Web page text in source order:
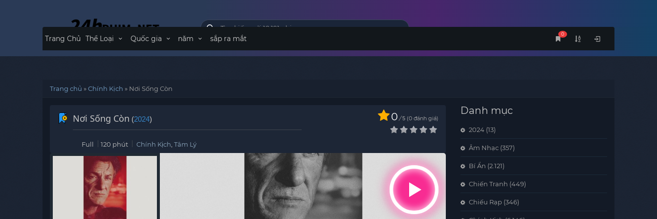
0
Trang Chủ Thể Loại Quốc gia năm sắp ra mắt
Trang chủ »Chính Kịch » Nơi Sống Còn
Nơi Sống Còn (2024) 0 / 5 0 đánh giá
Full 120 phút Chính Kịch Tâm Lý
Danh mục
2024 (13)
Âm Nhạc (357)
Bí Ẩn (2.121)
Chiến Tranh (449)
Chiếu Rạp (346)